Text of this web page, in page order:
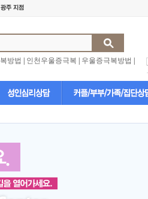
방법 인천우울증극복 우울증극복방법